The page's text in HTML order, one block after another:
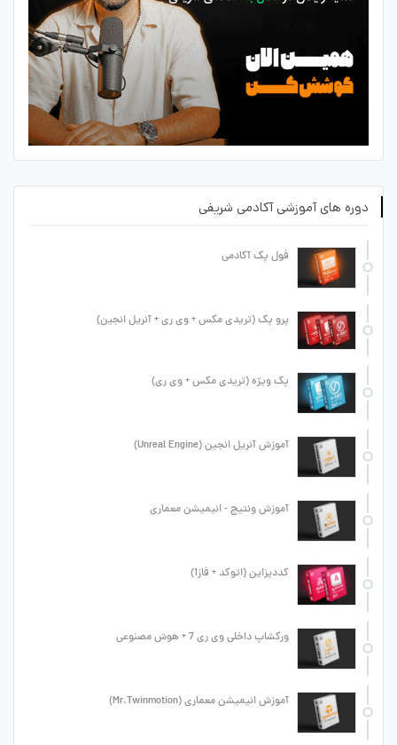
دوره های آموزشی آکادمی شریفی
فول پک آکادمی
پرو پک (تریدی مکس + وی ری + آنریل انجین)
پک ویژه (تریدی مکس + وی ری)
آموزش آنریل انجین (Unreal Engine)
آموزش ونتیج - انیمیشن معماری
کددیزاین (اتوکد + فاز1)
ورکشاپ داخلی وی ری 7 + هوش مصنوعی
آموزش انیمیشن معماری (Mr.Twinmotion)